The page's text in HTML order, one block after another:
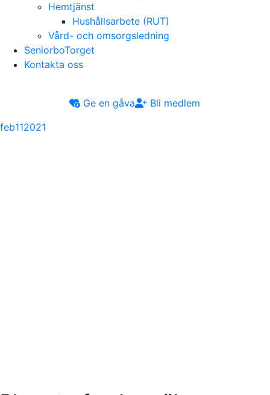
Hemtjänst
Hushållsarbete (RUT)
Vård- och omsorgsledning
SeniorboTorget
Kontakta oss
Ge en gåva
Bli medlem
feb112021